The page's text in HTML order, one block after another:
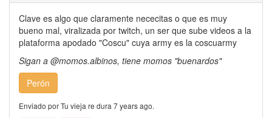
Clave es algo que claramente nececitas o que es muy
bueno mal, viralizada por twitch, un ser que sube videos a la
plataforma apodado "Coscu" cuya army es la coscuarmy
Sigan a @momos.albinos, tiene momos "buenardos"
Perón
Enviado por Tu vieja re dura 7 years ago.